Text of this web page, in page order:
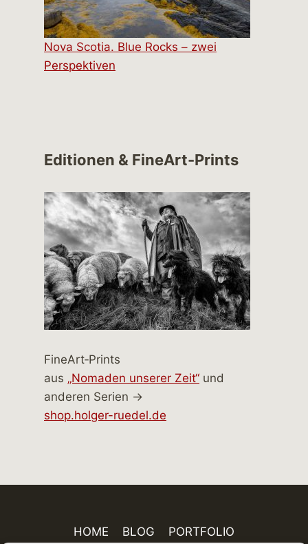
Nova Scotia. Blue Rocks – zwei
Perspektiven
Editionen & FineArt-Prints
FineArt‑Prints
aus „Nomaden unserer Zeit“ und
anderen Serien →
shop.holger-ruedel.de
HOME BLOG PORTFOLIO